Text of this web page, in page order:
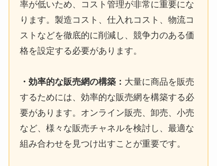
率が低いため、コスト管理が非常に重要にな
ります。製造コスト、仕入れコスト、物流コ
ストなどを徹底的に削減し、競争力のある価
格を設定する必要があります。
・効率的な販売網の構築 ： 大量に商品を販売
するためには、効率的な販売網を構築する必
要があります。オンライン販売、卸売、小売
など、様々な販売チャネルを検討し、最適な
組み合わせを見つけ出すことが重要です。